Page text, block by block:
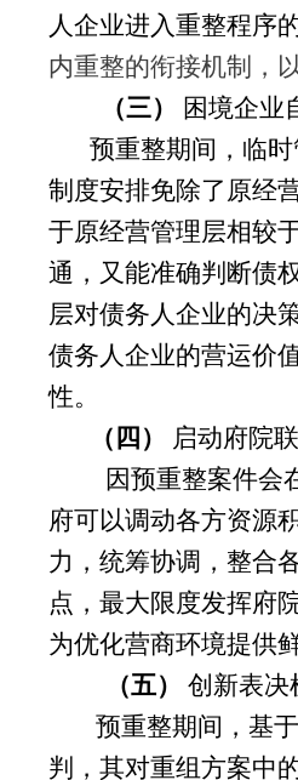
人企业进入重整程序
内重整的衔接机制，
（三）
困境企业
预重整期间，临
制度安排免除了原经
于原经营管理层相较
通，又能准确判断债
层对债务人企业的决
债务人企业的营运价
性。
（四）
启动府院
因预重整案件会
府可以调动各方资源
力，统筹协调，整合
点，最大限度发挥府
为优化营商环境提供
（五） 创新表决
预重整期间，基
判，其对重组方案中